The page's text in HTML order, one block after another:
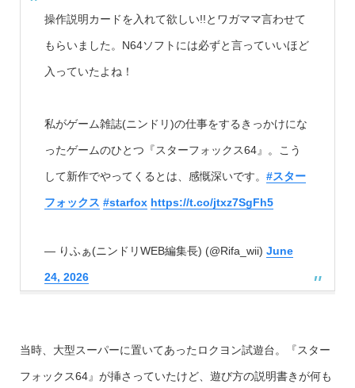
操作説明カードを入れて欲しい!!とワガママ言わせて
もらいました。N64ソフトには必ずと言っていいほど
入っていたよね！
私がゲーム雑誌(ニンドリ)の仕事をするきっかけにな
ったゲームのひとつ『スターフォックス64』。こう
して新作でやってくるとは、感慨深いです。 #スター
フォックス #starfox https://t.co/jtxz7SgFh5
— りふぁ(ニンドリWEB編集長) (@Rifa_wii) June
24, 2026
当時、大型スーパーに置いてあったロクヨン試遊台。『スター
フォックス64』が挿さっていたけど、遊び方の説明書きが何も